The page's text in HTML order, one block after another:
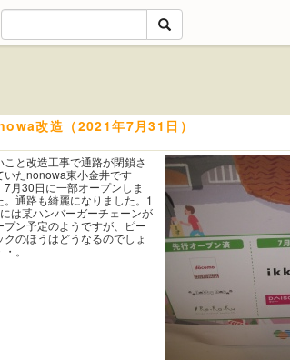
改造（2021年7月31日）
こと改造工事で通路が閉鎖さ
いたnonowa東小金井です
7月30日に一部オープンしま
。通路も綺麗になりました。1
は某ハンバーガーチェーンが
プン予定のようですが、ピー
クのほうはどうなるのでしょ
。